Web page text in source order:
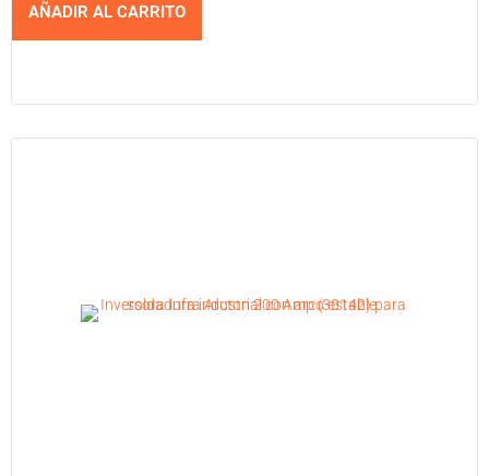
AÑADIR AL CARRITO